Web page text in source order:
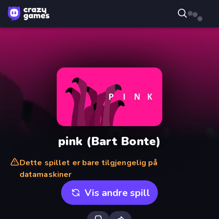
pink (Bart Bonte)
Dette spillet er bare tilgjengelig på
datamaskiner
Vis andre spill